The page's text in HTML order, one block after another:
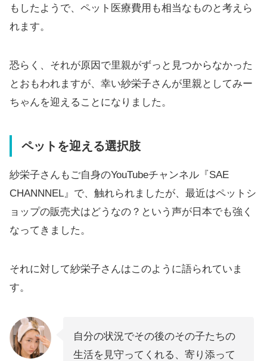
もしたようで、ペット医療費用も相当なものと考えら
れます。
恐らく、それが原因で里親がずっと見つからなかった
とおもわれますが、幸い紗栄子さんが里親としてみー
ちゃんを迎えることになりました。
ペットを迎える選択肢
紗栄子さんもご自身のYouTubeチャンネル『SAE
CHANNNEL』で、触れられましたが、最近はペットシ
ョップの販売犬はどうなの？という声が日本でも強く
なってきました。
それに対して紗栄子さんはこのように語られていま
す。
自分の状況でその後のその子たちの
生活を見守ってくれる、寄り添って